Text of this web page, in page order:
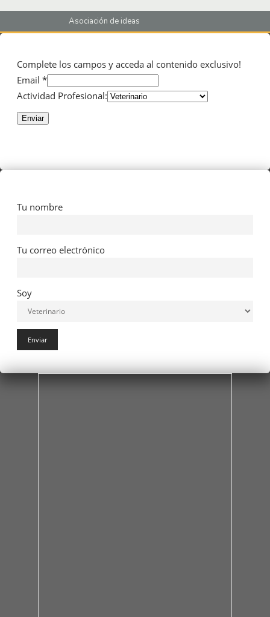
Asociación de ideas
Complete los campos y acceda al contenido exclusivo!
Email *
Actividad Profesional:
Enviar
Tu nombre
Tu correo electrónico
Soy